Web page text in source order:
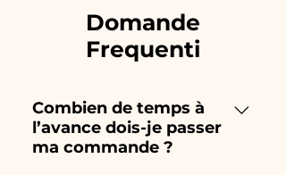
Domande
Frequenti
Combien de temps à
l’avance dois-je passer
ma commande ?